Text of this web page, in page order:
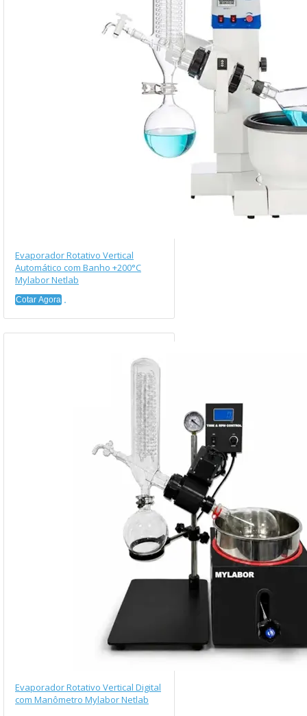
Evaporador Rotativo Vertical
Automático com Banho +200°C
Mylabor Netlab
Cotar Agora
Evaporador Rotativo Vertical Digital
com Manômetro Mylabor Netlab